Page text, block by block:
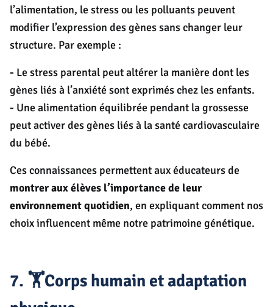
l’alimentation, le stress ou les polluants peuvent
modifier l’expression des gènes sans changer leur
structure. Par exemple :
- Le stress parental peut altérer la manière dont les
gènes liés à l’anxiété sont exprimés chez les enfants.
- Une alimentation équilibrée pendant la grossesse
peut activer des gènes liés à la santé cardiovasculaire
du bébé.
Ces connaissances permettent aux éducateurs de
montrer aux élèves l’importance de leur
environnement quotidien, en expliquant comment nos
choix influencent même notre patrimoine génétique.
7. 🏋️Corps humain et adaptation